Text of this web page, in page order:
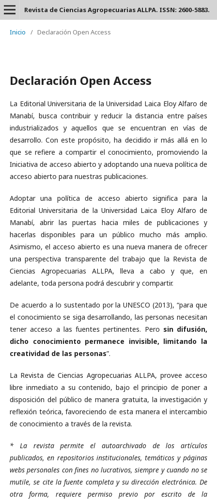
Revista de Ciencias Agropecuarias ALLPA. ISSN: 2600-5883.
Inicio / Declaración Open Access
Declaración Open Access
La Editorial Universitaria de la Universidad Laica Eloy Alfaro de
Manabí, busca contribuir y reducir la distancia entre países
industrializados y aquellos que se encuentran en vías de
desarrollo. Con este propósito, ha decidido ir más allá en lo
que se refiere a compartir el conocimiento, promoviendo la
Iniciativa de acceso abierto y adoptando una nueva política de
acceso abierto para nuestras publicaciones.
Adoptar una política de acceso abierto significa para la
Editorial Universitaria de la Universidad Laica Eloy Alfaro de
Manabí, abrir las puertas hacia miles de publicaciones y
hacerlas disponibles para un público mucho más amplio.
Asimismo, el acceso abierto es una nueva manera de ofrecer
una perspectiva transparente del trabajo que la Revista de
Ciencias Agropecuarias ALLPA, lleva a cabo y que, en
adelante, toda persona podrá descubrir y compartir.
De acuerdo a lo sustentado por la UNESCO (2013), “para que
el conocimiento se siga desarrollando, las personas necesitan
tener acceso a las fuentes pertinentes. Pero sin difusión,
dicho conocimiento permanece invisible, limitando la
creatividad de las personas”.
La Revista de Ciencias Agropecuarias ALLPA, provee acceso
libre inmediato a su contenido, bajo el principio de poner a
disposición del público de manera gratuita, la investigación y
reflexión teórica, favoreciendo de esta manera el intercambio
de conocimiento a través de la revista.
* La revista permite el autoarchivado de los artículos
publicados, en repositorios institucionales, temáticos y páginas
webs personales con fines no lucrativos, siempre y cuando no se
mutile, se cite la fuente completa y su dirección electrónica. De
otra forma, requiere permiso previo por escrito de la